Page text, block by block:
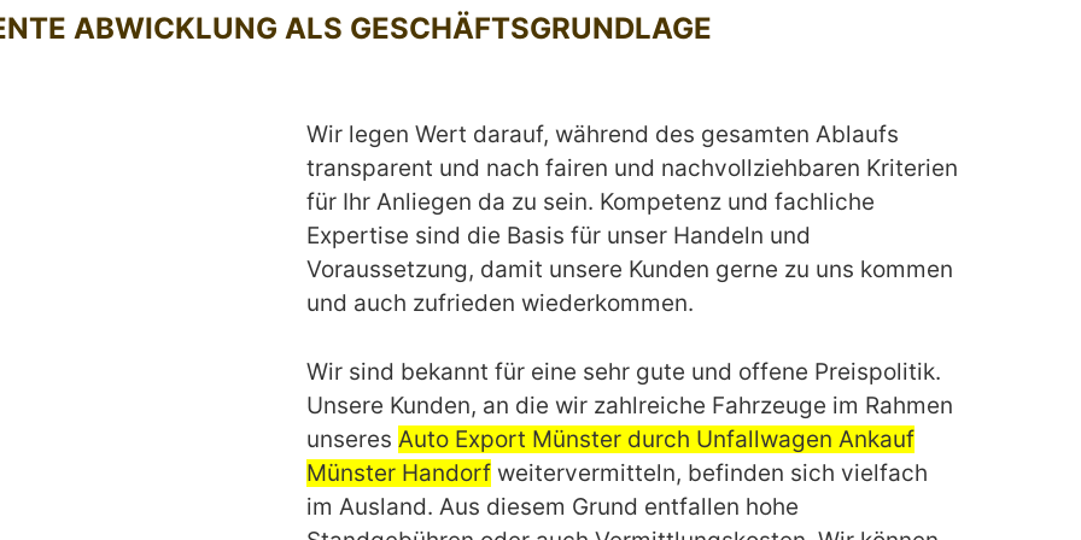
ABWICKLUNG ALS GESCHÄFTSGRUNDLAGE
Wir legen Wert darauf, während des gesamten Ablaufs
transparent und nach fairen und nachvollziehbaren Kriterien
für Ihr Anliegen da zu sein. Kompetenz und fachliche
Expertise sind die Basis für unser Handeln und
Voraussetzung, damit unsere Kunden gerne zu uns kommen
und auch zufrieden wiederkommen.
Wir sind bekannt für eine sehr gute und offene Preispolitik.
Unsere Kunden, an die wir zahlreiche Fahrzeuge im Rahmen
unseres Auto Export Münster durch Unfallwagen Ankauf
Münster Handorf weitervermitteln, befinden sich vielfach
im Ausland. Aus diesem Grund entfallen hohe